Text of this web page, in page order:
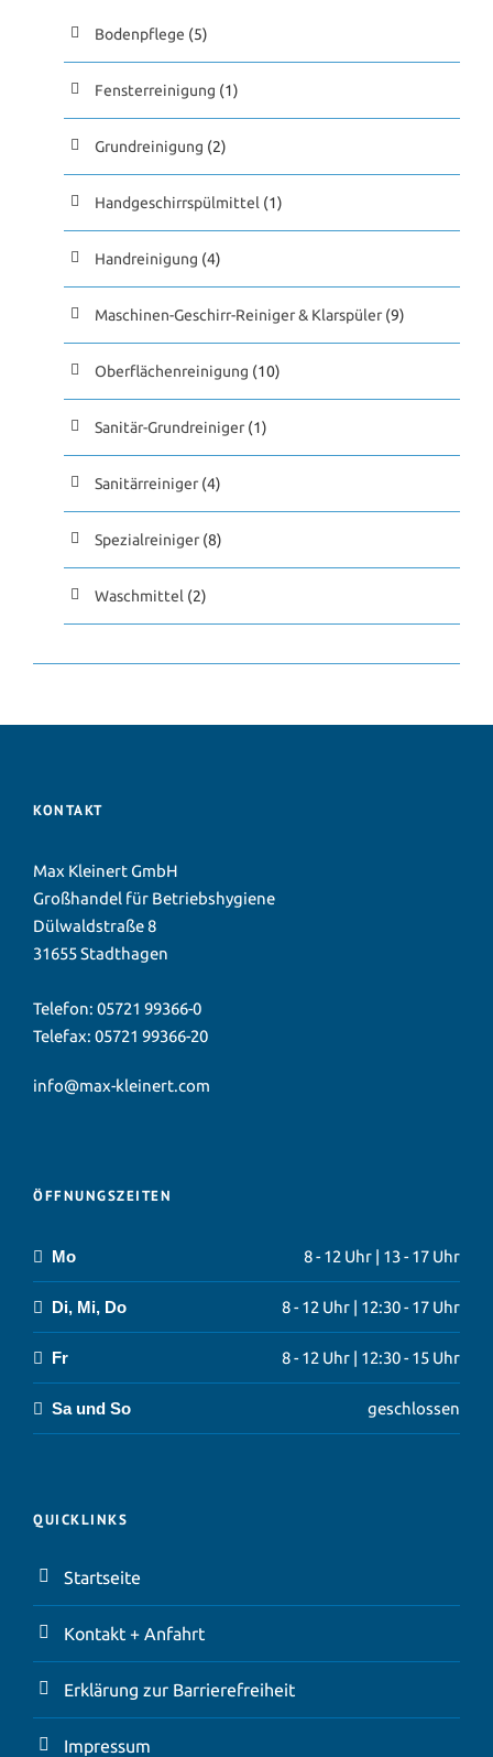
Bodenpflege (5)
Fensterreinigung (1)
Grundreinigung (2)
Handgeschirrspülmittel (1)
Handreinigung (4)
Maschinen-Geschirr-Reiniger & Klarspüler (9)
Oberflächenreinigung (10)
Sanitär-Grundreiniger (1)
Sanitärreiniger (4)
Spezialreiniger (8)
Waschmittel (2)
KONTAKT
Max Kleinert GmbH
Großhandel für Betriebshygiene
Dülwaldstraße 8
31655 Stadthagen
Telefon: 05721 99366-0
Telefax: 05721 99366-20
info@max-kleinert.com
ÖFFNUNGSZEITEN
Mo 8 - 12 Uhr | 13 - 17 Uhr
Di, Mi, Do 8 - 12 Uhr | 12:30 - 17 Uhr
Fr 8 - 12 Uhr | 12:30 - 15 Uhr
Sa und So geschlossen
QUICKLINKS
Startseite
Kontakt + Anfahrt
Erklärung zur Barrierefreiheit
Impressum